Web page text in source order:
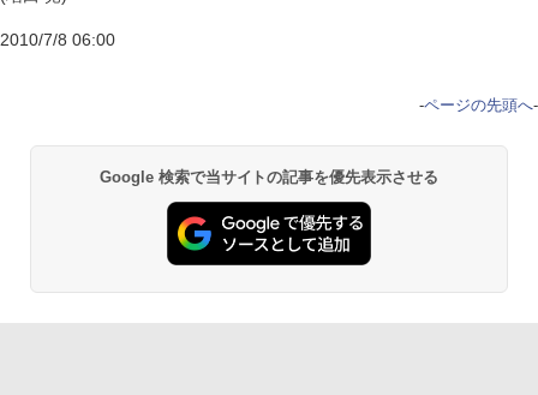
2010/7/8 06:00
-ページの先頭へ-
Google 検索で当サイトの記事を優先表示させる